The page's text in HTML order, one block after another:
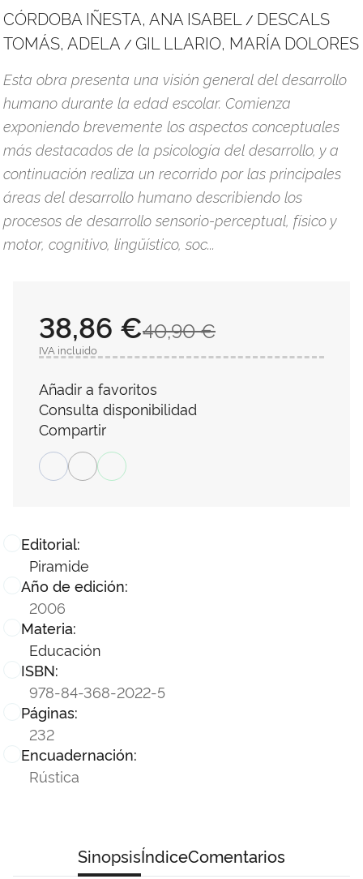
CÓRDOBA IÑESTA, ANA ISABEL / DESCALS
TOMÁS, ADELA / GIL LLARIO, MARÍA DOLORES
Esta obra presenta una visión general del desarrollo
humano durante la edad escolar. Comienza
exponiendo brevemente los aspectos conceptuales
más destacados de la psicología del desarrollo, y a
continuación realiza un recorrido por las principales
áreas del desarrollo humano describiendo los
procesos de desarrollo sensorio-perceptual, físico y
motor, cognitivo, lingüístico, soc...
Editorial:
Piramide
Año de edición:
2006
Materia:
Educación
ISBN:
978-84-368-2022-5
Páginas:
232
Encuadernación:
Rústica
40,90 €
38,86 €
IVA incluido
Añadir a favoritos
Consulta disponibilidad
Compartir
SinopsisÍndiceComentarios